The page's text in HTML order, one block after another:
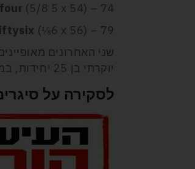
(5/8 5 x 54) – 74 שקל
(⅛6 x 56) – 79 שקל.
יוקרתי בן 25 יחידות, במקום בקופסאות מסורתיות, וזה מרכיב מרכזי במיתוג שלהם.
לסקירה על